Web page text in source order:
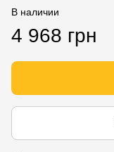
В наличии
4 968 грн